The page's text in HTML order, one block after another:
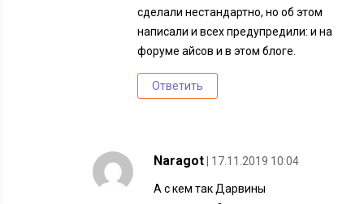
сделали нестандартно, но об этом
написали и всех предупредили: и на
форуме айсов и в этом блоге.
Ответить
Naragot | 17.11.2019 10:04
А с кем так Дарвины